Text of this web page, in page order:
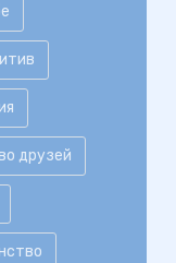
друзей